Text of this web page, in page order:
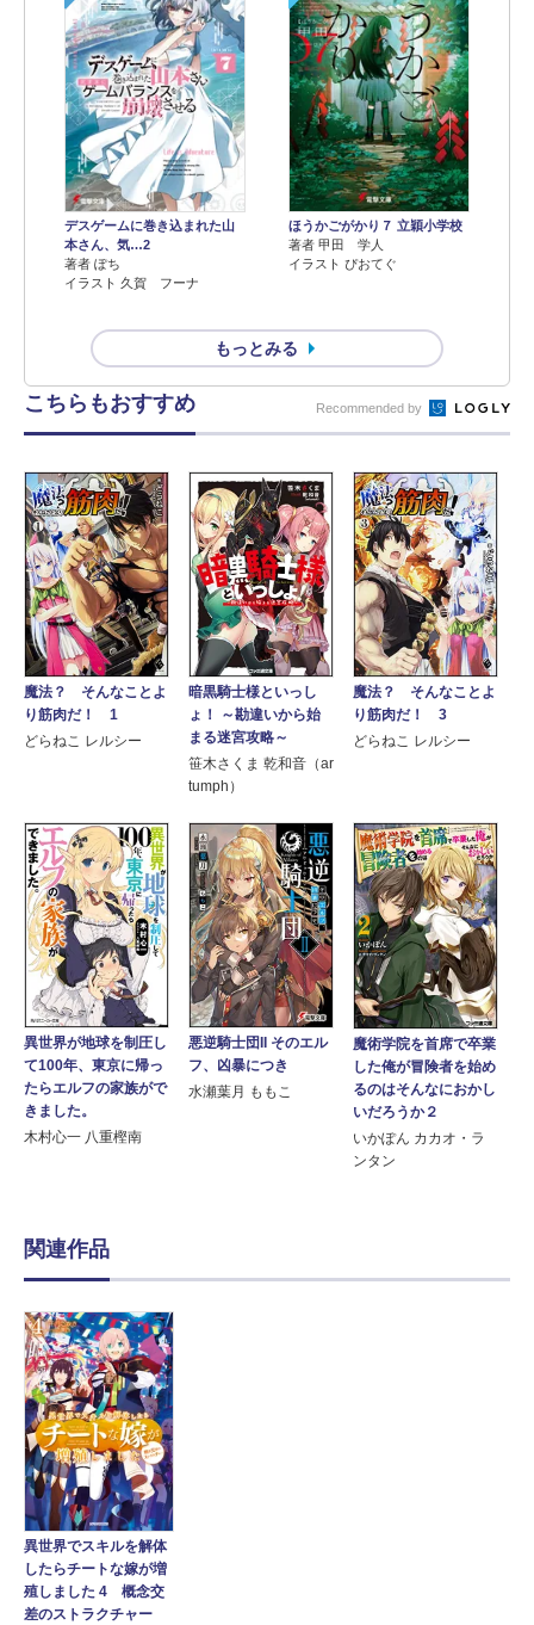
デスゲームに巻き込まれた山
本さん、気…2
著者 ぽち
イラスト 久賀 フーナ
ほうかごがかり７ 立穎小学校
著者 甲田 学人
イラスト ぴおてぐ
もっとみる
こちらもおすすめ Recommended by
魔法？ そんなことよ
り筋肉だ！ 1
どらねこ レルシー
暗黒騎士様といっし
ょ！ ～勘違いから始
まる迷宮攻略～
笹木さくま 乾和音（ar
tumph）
魔法？ そんなことよ
り筋肉だ！ 3
どらねこ レルシー
異世界が地球を制圧し
て100年、東京に帰っ
たらエルフの家族がで
きました。
木村心一 八重樫南
悪逆騎士団II そのエル
フ、凶暴につき
水瀬葉月 ももこ
魔術学院を首席で卒業
した俺が冒険者を始め
るのはそんなにおかし
いだろうか２
いかぽん カカオ・ラ
ンタン
関連作品
異世界でスキルを解体
したらチートな嫁が増
殖しました 4 概念交
差のストラクチャー